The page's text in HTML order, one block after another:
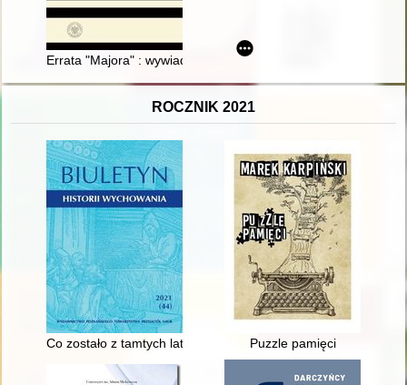
Errata "Majora" : wywiad rzeka z Dariuszem Olszewskim
ROCZNIK 2021
Co zostało z tamtych lat, czyli Życie szkoły w dokumentach
Puzzle pamięci